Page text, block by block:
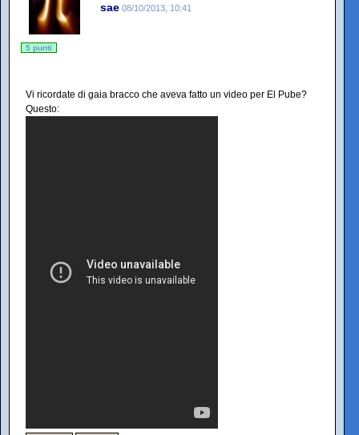
sae 08/10/2013, 10:41
5 punti
Vi ricordate di gaia bracco che aveva fatto un video per El Pube?
Questo: